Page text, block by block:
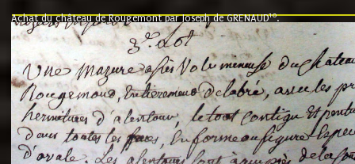
Achat du château de Rougemont par Joseph de GRENAUD10.
"l'an mil six cent soixante treze le ving neuvième jour du mois de
nommé fut présent Messire Claude Guillaume de Moyriat chevalier baron
vend, purement simplement et irrevocablement a monseigneur monsieur
et chavannes conseiller du roy au parlement de Bourgogne, present et
que le dit seigneur Baron de la Vellière a sur ses hommes, indivisables et
de la Velliere tout ainsi et comme le dit seigneur Baron et ses
présent......"